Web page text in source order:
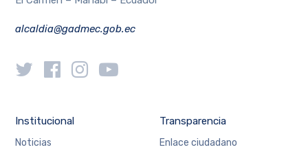
alcaldia@gadmec.gob.ec
Institucional
Noticias
Transparencia
Enlace ciudadano